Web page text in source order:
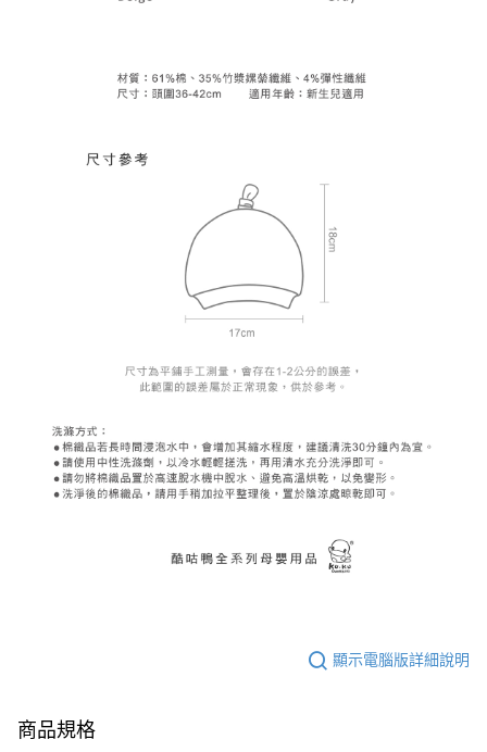
顯示電腦版詳細說明
商品規格